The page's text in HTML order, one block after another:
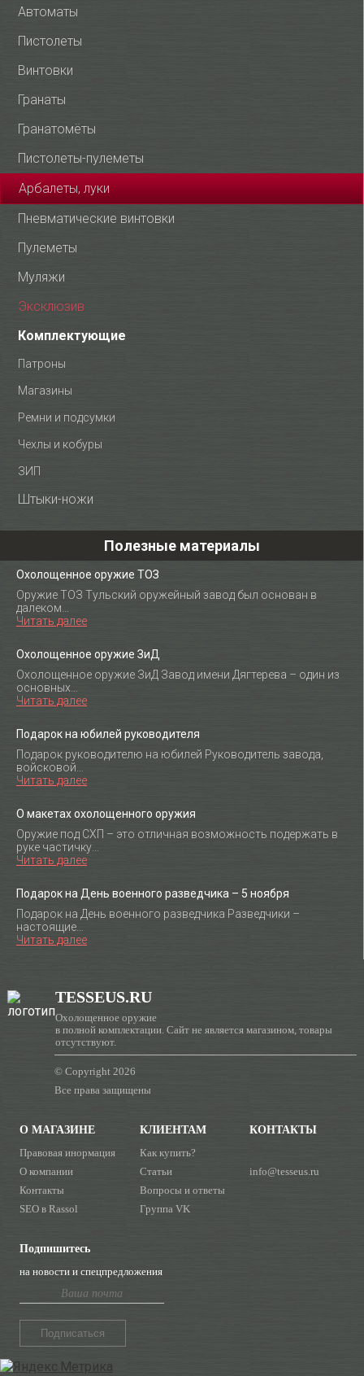
Автоматы
Пистолеты
Винтовки
Гранаты
Гранатомёты
Пистолеты-пулеметы
Арбалеты, луки
Пневматические винтовки
Пулеметы
Муляжи
Эксклюзив
Комплектующие
Патроны
Магазины
Ремни и подсумки
Чехлы и кобуры
ЗИП
Штыки-ножи
Полезные материалы
Охолощенное оружие ТОЗ
Оружие ТОЗ Тульский оружейный завод был основан в
далеком…
Читать далее
Охолощенное оружие ЗиД
Охолощенное оружие ЗиД Завод имени Дягтерева – один из
основных…
Читать далее
Подарок на юбилей руководителя
Подарок руководителю на юбилей Руководитель завода,
войсковой…
Читать далее
О макетах охолощенного оружия
Оружие под СХП – это отличная возможность подержать в
руке частичку…
Читать далее
Подарок на День военного разведчика – 5 ноября
Подарок на День военного разведчика Разведчики –
настоящие…
Читать далее
TESSEUS.RU
Охолощенное оружие
в полной комплектации. Сайт не является магазином, товары
отсутствуют.
© Copyright 2026
Все права защищены
О МАГАЗИНЕ
Правовая инормация
О компании
Контакты
SEO в Rassol
КЛИЕНТАМ
Как купить?
Статьи
Вопросы и ответы
Группа VK
КОНТАКТЫ
info@tesseus.ru
Подпишитесь
на новости и спецпредложения
Подписаться